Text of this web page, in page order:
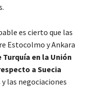
es cierto que las
Estocolmo y Ankara
en la Unión
a Suecia
las negociaciones